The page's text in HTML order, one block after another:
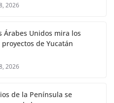
2026
Árabes Unidos mira los
de Yucatán
2026
de la Península se